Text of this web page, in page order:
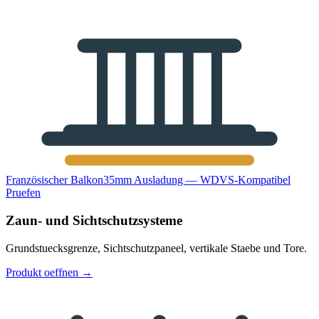
Französischer Balkon35mm Ausladung — WDVS-Kompatibel
Pruefen
Zaun- und Sichtschutzsysteme
Grundstuecksgrenze, Sichtschutzpaneel, vertikale Staebe und Tore.
Produkt oeffnen →